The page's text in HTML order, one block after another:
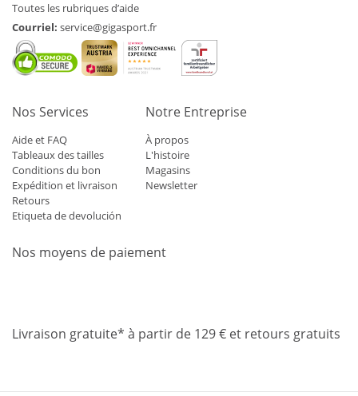
Toutes les rubriques d’aide
Courriel: service@gigasport.fr
Nos Services
Aide et FAQ
Tableaux des tailles
Conditions du bon
Expédition et livraison
Retours
Etiqueta de devolución
Notre Entreprise
À propos
L'histoire
Magasins
Newsletter
Nos moyens de paiement
Livraison gratuite* à partir de 129 € et retours gratuits